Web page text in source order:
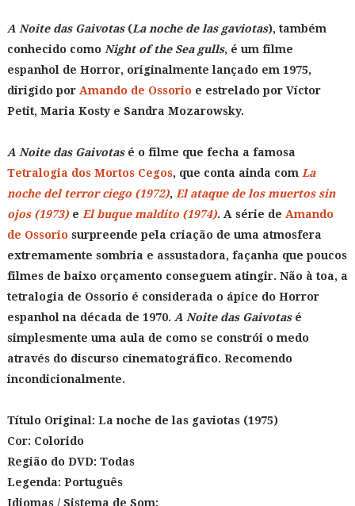
A Noite das Gaivotas(La noche de las gaviotas), também
conhecido como Night of the Sea gulls, é um filme
espanhol de Horror, originalmente lançado em 1975,
dirigido por Amando de Ossorioe estrelado por Víctor
Petit, Maria Kosty e Sandra Mozarowsky.
A Noite das Gaivotasé o filme que fecha a famosa
Tetralogia dos Mortos Cegos, que conta ainda com La
noche del terror ciego (1972), El ataque de los muertos sin
ojos (1973)e El buque maldito (1974). A série de Amando
de Ossoriosurpreende pela criação de uma atmosfera
extremamente sombria e assustadora, façanha que poucos
filmes de baixo orçamento conseguem atingir. Não à toa, a
tetralogia de Ossorio é considerada o ápice do Horror
espanhol na década de 1970. A Noite das Gaivotasé
simplesmente uma aula de como se constrói o medo
através do discurso cinematográfico. Recomendo
incondicionalmente.
Título Original: La noche de las gaviotas (1975)
Cor: Colorido
Região do DVD: Todas
Legenda: Português
Idiomas / Sistema de Som: